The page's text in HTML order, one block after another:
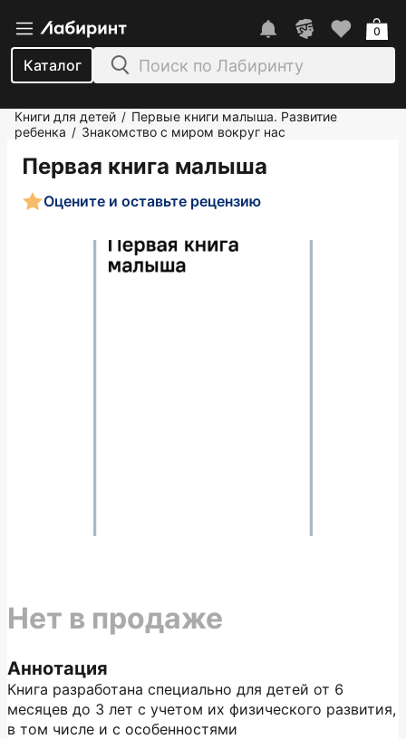
Каталог
0
Книги для детей / Первые книги малыша. Развитие
ребенка / Знакомство с миром вокруг нас
Первая книга малыша
Оцените и оставьте рецензию
Аннотация
Книга разработана специально для детей от 6
месяцев до 3 лет с учетом их физического развития,
в том числе и с особенностями
Нет в продаже